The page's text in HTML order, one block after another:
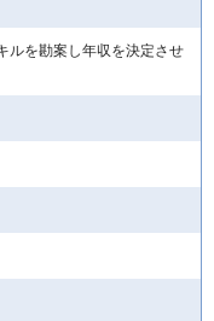
を勘案し年収を決定させ